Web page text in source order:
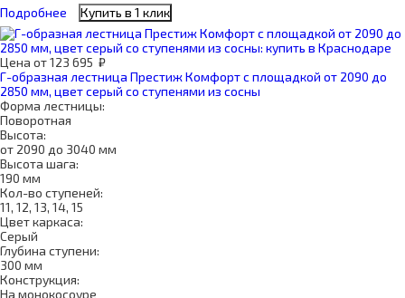
Подробнее
Купить в 1 клик
Цена от123 695 ₽
Г-образная лестница Престиж Комфорт с площадкой от 2090 до
2850 мм, цвет серый со ступенями из сосны
Форма лестницы:
Поворотная
Высота:
от 2090 до 3040 мм
Высота шага:
190 мм
Кол-во ступеней:
11, 12, 13, 14, 15
Цвет каркаса:
Серый
Глубина ступени:
300 мм
Конструкция:
На монокосоуре